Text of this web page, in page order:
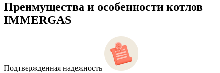
Преимущества и особенности котлов
IMMERGAS
Подтвержденная надежность